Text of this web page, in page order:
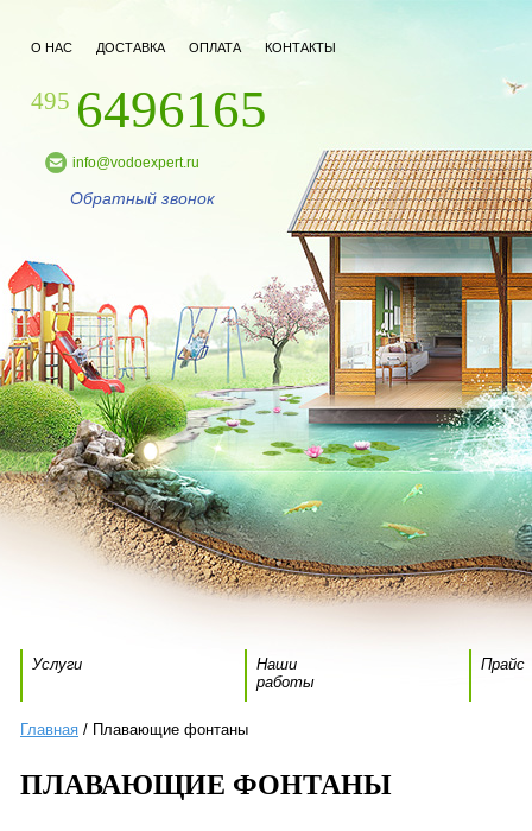
О НАС ДОСТАВКА ОПЛАТА КОНТАКТЫ
495 6496165
info@vodoexpert.ru
Обратный звонок
Услуги
Наши
работы
Прайс
Главная / Плавающие фонтаны
ПЛАВАЮЩИЕ ФОНТАНЫ